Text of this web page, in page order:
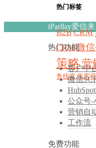
热门标签
B2B CRM
CRM 微
策略营
售线索 集客
iParllay爱信
热门功能
客户中
微信
公众号-
营销自
工作流
免费功能